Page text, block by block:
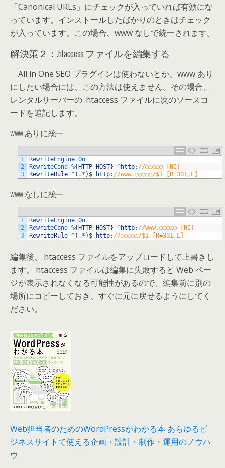
「Canonical URLs」にチェックが入っていれば有効にな
っています。インストールしたばかりのときはチェック
が入っています。この場合、www なしで統一されます。
解決策２：.htaccess ファイルを編集する
All in One SEO プラグインは使わないとか、www あり
にしたい場合には、この方法は使えません。その場合、
レンタルサーバーの .htaccess ファイルに次のソースコ
ードを追記します。
www ありに統一
1
2
3
RewriteEngine On
RewriteCond
%{HTTP_HOST} ^http: //○○○○○ [NC]
RewriteRule ^( . * ) $ http: //www.○○○○○/$1 [R=301,L]
www なしに統一
1
2
3
RewriteEngine On
RewriteCond
%{HTTP_HOST} ^http: //www.○○○○○ [NC]
RewriteRule ^( . * ) $ http: //○○○○○/$1 [R=301,L]
編集後、.htaccess ファイルをアップロードして上書きし
ます。.htaccess ファイルは編集に失敗すると Web ペー
ジが表示されなくなる可能性があるので、編集前に別の
場所にコピーしておき、すぐに元に戻せるようにしてく
ださい。
Web担当者のためのWordPressがわかる本 あらゆるビ
ジネスサイトで使える企画・設計・制作・運用のノウハ
ウ